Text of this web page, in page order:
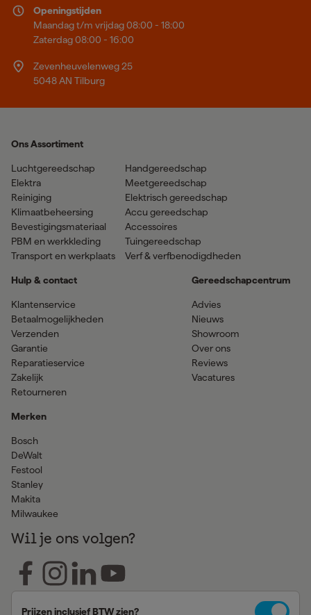
Openingstijden
Maandag t/m vrijdag 08:00 - 18:00
Zaterdag 08:00 - 16:00
Zevenheuvelenweg 25
5048 AN Tilburg
Ons Assortiment
Luchtgereedschap
Elektra
Reiniging
Klimaatbeheersing
Bevestigingsmateriaal
PBM en werkkleding
Transport en werkplaats
Handgereedschap
Meetgereedschap
Elektrisch gereedschap
Accu gereedschap
Accessoires
Tuingereedschap
Verf & verfbenodigdheden
Hulp & contact
Klantenservice
Betaalmogelijkheden
Verzenden
Garantie
Reparatieservice
Zakelijk
Retourneren
Merken
Bosch
DeWalt
Festool
Stanley
Makita
Milwaukee
Gereedschapcentrum
Advies
Nieuws
Showroom
Over ons
Reviews
Vacatures
Wil je ons volgen?
Prijzen inclusief BTW zien?